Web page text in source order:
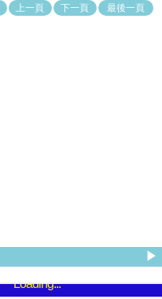
上一頁 下一頁 最後一頁
▶
Loading...